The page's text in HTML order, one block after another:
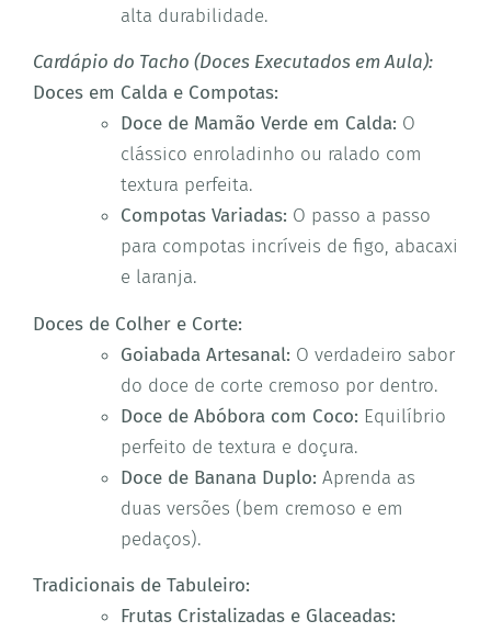
alta durabilidade.
Cardápio do Tacho (Doces Executados em Aula):
Doces em Calda e Compotas:
Doce de Mamão Verde em Calda: O
clássico enroladinho ou ralado com
textura perfeita.
Compotas Variadas: O passo a passo
para compotas incríveis de figo, abacaxi
e laranja.
Doces de Colher e Corte:
Goiabada Artesanal: O verdadeiro sabor
do doce de corte cremoso por dentro.
Doce de Abóbora com Coco: Equilíbrio
perfeito de textura e doçura.
Doce de Banana Duplo: Aprenda as
duas versões (bem cremoso e em
pedaços).
Tradicionais de Tabuleiro:
Frutas Cristalizadas e Glaceadas: